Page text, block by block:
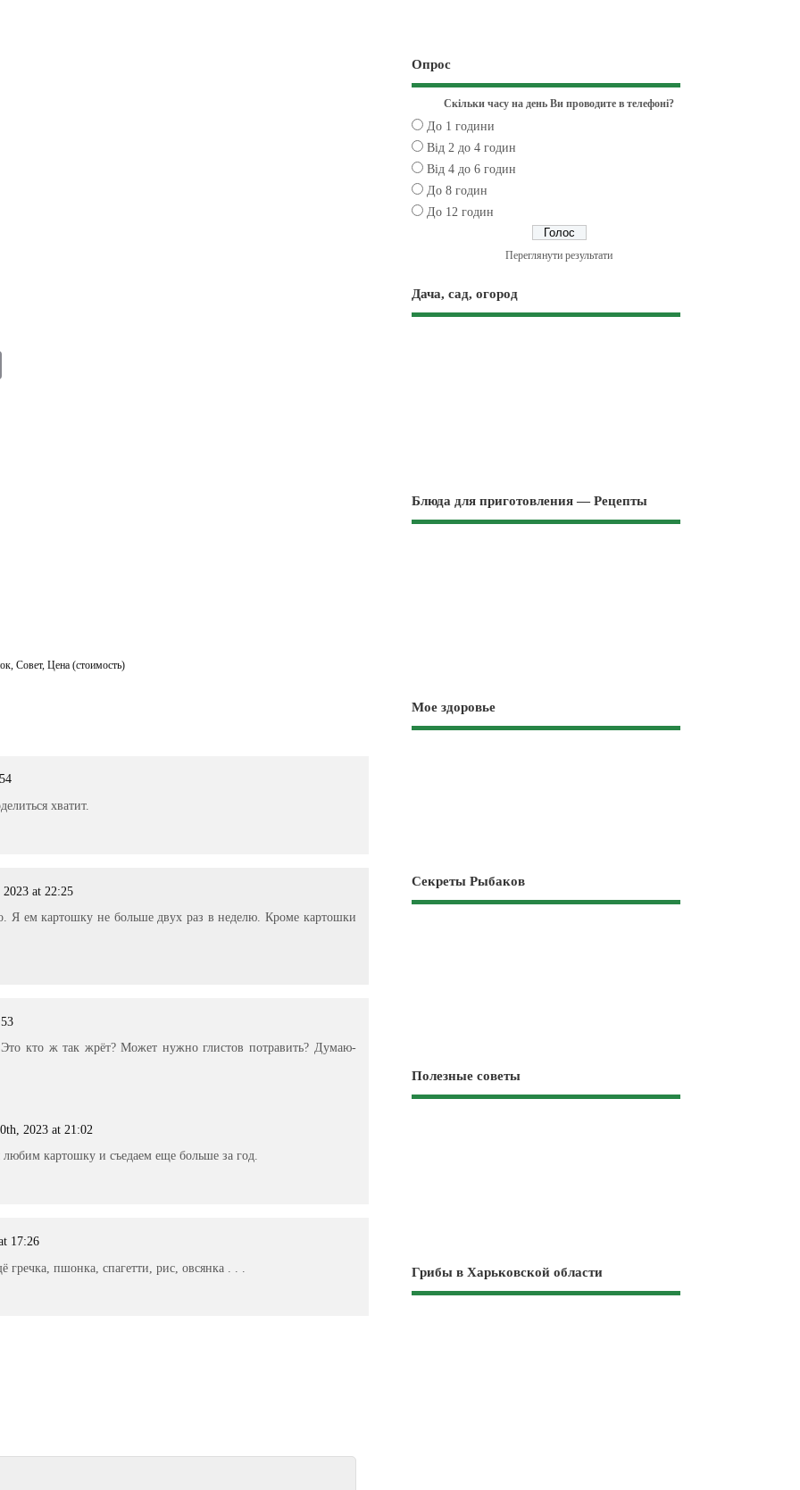
,Совет,Цена (стоимость)
хватит.
2023 at 22:25
Я ем картошку не больше двух раз в неделю. Кроме картошки
Это кто ж так жрёт? Может нужно глистов потравить? Думаю-
2023 at 21:02
картошку и съедаем еще больше за год.
17:26
пшонка, спагетти, рис, овсянка . . .
Опрос
Скільки часу на день Ви проводите в телефоні?
До 1 години
Від 2 до 4 годин
Від 4 до 6 годин
До 8 годин
До 12 годин
Переглянути результати
Дача, сад, огород
Блюда для приготовления — Рецепты
Мое здоровье
Секреты Рыбаков
Полезные советы
Грибы в Харьковской области